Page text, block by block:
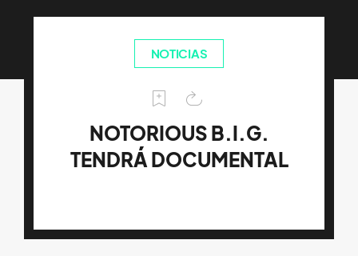
NOTICIAS
NOTORIOUS B.I.G.
TENDRÁ DOCUMENTAL